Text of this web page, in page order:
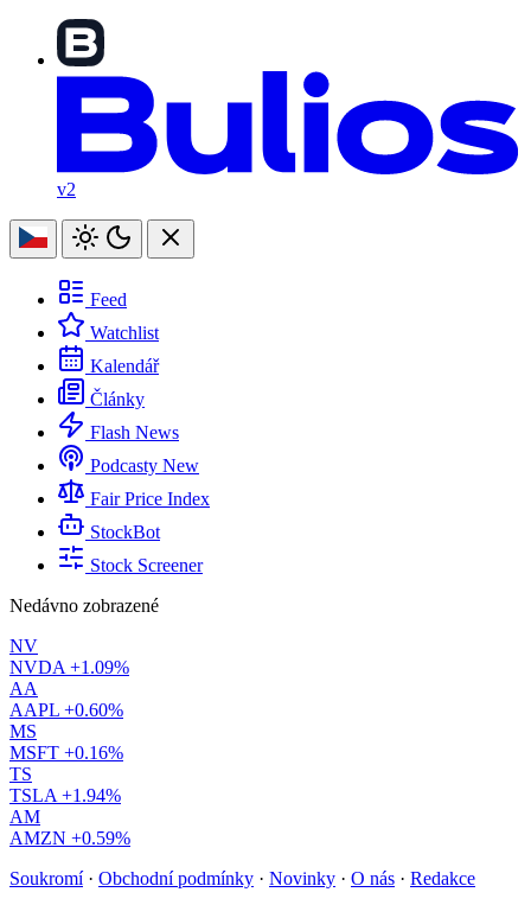
v2
Feed
Watchlist
Kalendář
Články
Flash News
Podcasty New
Fair Price Index
StockBot
Stock Screener
Nedávno zobrazené
NV
NVDA +1.09%
AA
AAPL +0.60%
MS
MSFT +0.16%
TS
TSLA +1.94%
AM
AMZN +0.59%
Soukromí · Obchodní podmínky · Novinky · O nás · Redakce